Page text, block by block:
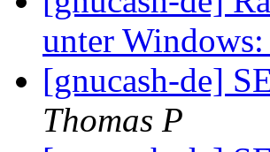
unter
[gnucash-de]
Thomas P